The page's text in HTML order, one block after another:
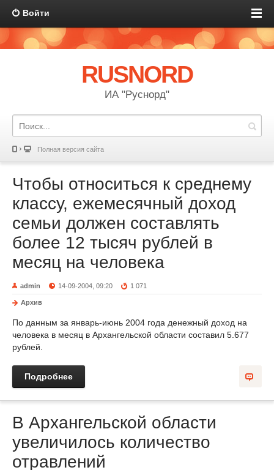
Войти
RUSNORD
ИА "Руснорд"
Полная версия сайта
Чтобы относиться к среднему
классу, ежемесячный доход
семьи должен составлять
более 12 тысяч рублей в
месяц на человека
admin 14-09-2004, 09:20 1 071
Архив
По данным за январь-июнь 2004 года денежный доход на
человека в месяц в Архангельской области составил 5.677
рублей.
Подробнее
В Архангельской области
увеличилось количество
отравлений